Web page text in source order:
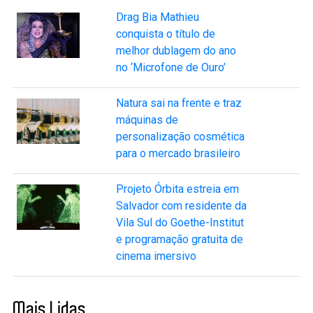
Drag Bia Mathieu
conquista o título de
melhor dublagem do ano
no ‘Microfone de Ouro’
Natura sai na frente e traz
máquinas de
personalização cosmética
para o mercado brasileiro
Projeto Órbita estreia em
Salvador com residente da
Vila Sul do Goethe-Institut
e programação gratuita de
cinema imersivo